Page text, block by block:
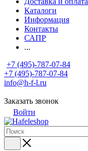
Каталоги
Информация
Контакты
САПР
...
+7 (495)-787-07-84
+7 (495)-787-07-84
info@h-f-l.ru
Заказать звонок
Войти